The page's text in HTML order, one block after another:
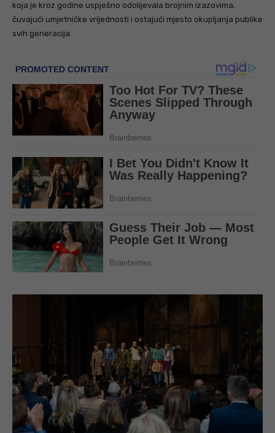
koja je kroz godine uspješno odolijevala brojnim izazovima,
čuvajući umjetničke vrijednosti i ostajući mjesto okupljanja publike
svih generacija.